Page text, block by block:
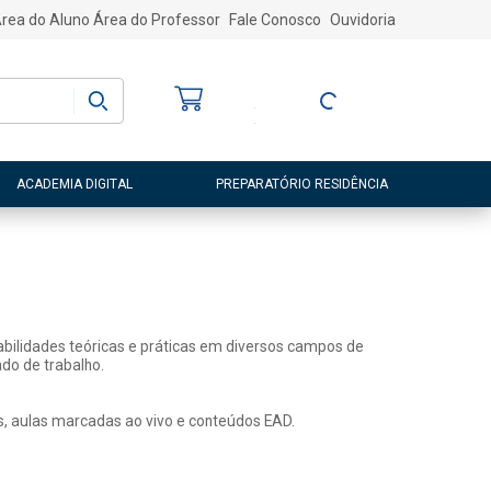
do Aluno Área do Professor Fale Conosco Ouvidoria
Entre ou Cadastre-
ACADEMIA DIGITAL PREPARATÓRIO RESIDÊNCIA
teóricas e práticas em diversos campos de
de trabalho.
marcadas ao vivo e conteúdos EAD.